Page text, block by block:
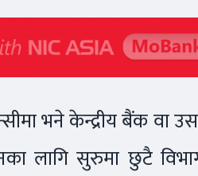
भने केन्द्रीय बैंक वा
लागि सुरुमा छुटै